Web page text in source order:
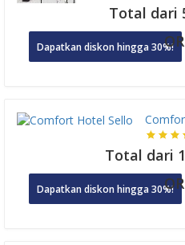
Total dari
Dapatkan diskon hingga 30%!OR
Total dari
Dapatkan diskon hingga 30%!OR